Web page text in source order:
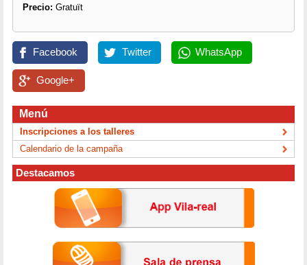
Precio: Gratuït
Facebook Twitter WhatsApp
Google+
Menú
Inscripciones a los talleres
Calendario de la campaña
Destacamos